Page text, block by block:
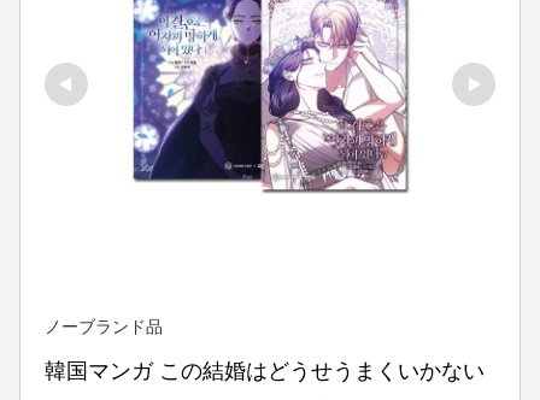
ノーブランド品
韓国マンガ この結婚はどうせうまくいかない